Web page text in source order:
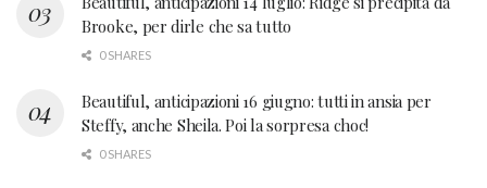
Brooke, per dirle che sa tutto
0 SHARES
Beautiful, anticipazioni 16 giugno: tutti in ansia per
Steffy, anche Sheila. Poi la sorpresa choc!
0 SHARES